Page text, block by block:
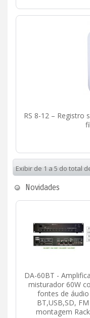
RS 8-12 – Registro
Exibir de 1 a 5 do total
Novidades
DA-60BT -
misturador 60W
fontes de áudio
BT,USB,SD, FM
montagem Rack